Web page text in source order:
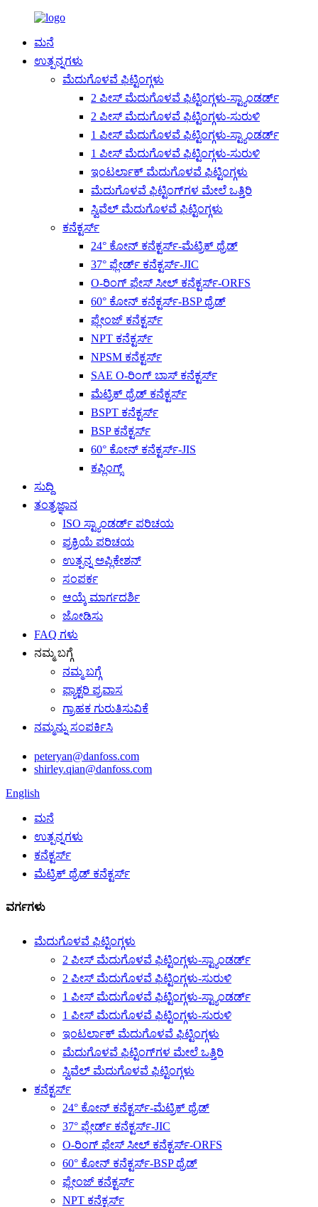
ಮನೆ
ಉತ್ಪನ್ನಗಳು
ಮೆದುಗೊಳವೆ ಫಿಟ್ಟಿಂಗ್ಗಳು
2 ಪೀಸ್ ಮೆದುಗೊಳವೆ ಫಿಟ್ಟಿಂಗ್ಗಳು-ಸ್ಟ್ಯಾಂಡರ್ಡ್
2 ಪೀಸ್ ಮೆದುಗೊಳವೆ ಫಿಟ್ಟಿಂಗ್ಗಳು-ಸುರುಳಿ
1 ಪೀಸ್ ಮೆದುಗೊಳವೆ ಫಿಟ್ಟಿಂಗ್ಗಳು-ಸ್ಟ್ಯಾಂಡರ್ಡ್
1 ಪೀಸ್ ಮೆದುಗೊಳವೆ ಫಿಟ್ಟಿಂಗ್ಗಳು-ಸುರುಳಿ
ಇಂಟರ್ಲಾಕ್ ಮೆದುಗೊಳವೆ ಫಿಟ್ಟಿಂಗ್ಗಳು
ಮೆದುಗೊಳವೆ ಫಿಟ್ಟಿಂಗ್‌ಗಳ ಮೇಲೆ ಒತ್ತಿರಿ
ಸ್ವಿವೆಲ್ ಮೆದುಗೊಳವೆ ಫಿಟ್ಟಿಂಗ್ಗಳು
ಕನೆಕ್ಟರ್ಸ್
24° ಕೋನ್ ಕನೆಕ್ಟರ್ಸ್-ಮೆಟ್ರಿಕ್ ಥ್ರೆಡ್
37° ಫ್ಲೇರ್ಡ್ ಕನೆಕ್ಟರ್ಸ್-JIC
O-ರಿಂಗ್ ಫೇಸ್ ಸೀಲ್ ಕನೆಕ್ಟರ್ಸ್-ORFS
60° ಕೋನ್ ಕನೆಕ್ಟರ್ಸ್-BSP ಥ್ರೆಡ್
ಫ್ಲೇಂಜ್ ಕನೆಕ್ಟರ್ಸ್
NPT ಕನೆಕ್ಟರ್ಸ್
NPSM ಕನೆಕ್ಟರ್ಸ್
SAE O-ರಿಂಗ್ ಬಾಸ್ ಕನೆಕ್ಟರ್ಸ್
ಮೆಟ್ರಿಕ್ ಥ್ರೆಡ್ ಕನೆಕ್ಟರ್ಸ್
BSPT ಕನೆಕ್ಟರ್ಸ್
BSP ಕನೆಕ್ಟರ್ಸ್
60° ಕೋನ್ ಕನೆಕ್ಟರ್ಸ್-JIS
ಕಪ್ಲಿಂಗ್ಸ್
ಸುದ್ದಿ
ತಂತ್ರಜ್ಞಾನ
ISO ಸ್ಟ್ಯಾಂಡರ್ಡ್ ಪರಿಚಯ
ಪ್ರಕ್ರಿಯೆ ಪರಿಚಯ
ಉತ್ಪನ್ನ ಅಪ್ಲಿಕೇಶನ್
ಸಂಪರ್ಕ
ಆಯ್ಕೆ ಮಾರ್ಗದರ್ಶಿ
ಜೋಡಿಸು
FAQ ಗಳು
ನಮ್ಮ ಬಗ್ಗೆ
ನಮ್ಮ ಬಗ್ಗೆ
ಫ್ಯಾಕ್ಟರಿ ಪ್ರವಾಸ
ಗ್ರಾಹಕ ಗುರುತಿಸುವಿಕೆ
ನಮ್ಮನ್ನು ಸಂಪರ್ಕಿಸಿ
peteryan@danfoss.com
shirley.qian@danfoss.com
English
ಮನೆ
ಉತ್ಪನ್ನಗಳು
ಕನೆಕ್ಟರ್ಸ್
ಮೆಟ್ರಿಕ್ ಥ್ರೆಡ್ ಕನೆಕ್ಟರ್ಸ್
ವರ್ಗಗಳು
ಮೆದುಗೊಳವೆ ಫಿಟ್ಟಿಂಗ್ಗಳು
2 ಪೀಸ್ ಮೆದುಗೊಳವೆ ಫಿಟ್ಟಿಂಗ್ಗಳು-ಸ್ಟ್ಯಾಂಡರ್ಡ್
2 ಪೀಸ್ ಮೆದುಗೊಳವೆ ಫಿಟ್ಟಿಂಗ್ಗಳು-ಸುರುಳಿ
1 ಪೀಸ್ ಮೆದುಗೊಳವೆ ಫಿಟ್ಟಿಂಗ್ಗಳು-ಸ್ಟ್ಯಾಂಡರ್ಡ್
1 ಪೀಸ್ ಮೆದುಗೊಳವೆ ಫಿಟ್ಟಿಂಗ್ಗಳು-ಸುರುಳಿ
ಇಂಟರ್ಲಾಕ್ ಮೆದುಗೊಳವೆ ಫಿಟ್ಟಿಂಗ್ಗಳು
ಮೆದುಗೊಳವೆ ಫಿಟ್ಟಿಂಗ್‌ಗಳ ಮೇಲೆ ಒತ್ತಿರಿ
ಸ್ವಿವೆಲ್ ಮೆದುಗೊಳವೆ ಫಿಟ್ಟಿಂಗ್ಗಳು
ಕನೆಕ್ಟರ್ಸ್
24° ಕೋನ್ ಕನೆಕ್ಟರ್ಸ್-ಮೆಟ್ರಿಕ್ ಥ್ರೆಡ್
37° ಫ್ಲೇರ್ಡ್ ಕನೆಕ್ಟರ್ಸ್-JIC
O-ರಿಂಗ್ ಫೇಸ್ ಸೀಲ್ ಕನೆಕ್ಟರ್ಸ್-ORFS
60° ಕೋನ್ ಕನೆಕ್ಟರ್ಸ್-BSP ಥ್ರೆಡ್
ಫ್ಲೇಂಜ್ ಕನೆಕ್ಟರ್ಸ್
NPT ಕನೆಕ್ಟರ್ಸ್